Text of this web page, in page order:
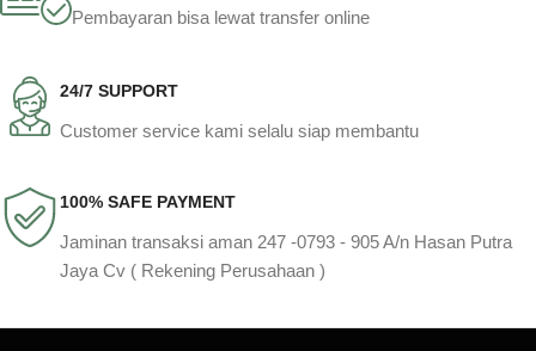
Pembayaran bisa lewat transfer online
24/7 SUPPORT
Customer service kami selalu siap membantu
100% SAFE PAYMENT
Jaminan transaksi aman 247 -0793 - 905 A/n Hasan Putra
Jaya Cv ( Rekening Perusahaan )